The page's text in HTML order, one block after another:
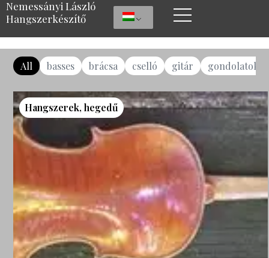
Nemessányi László
Hangszerkészítő
basses brácsa cselló gitár gondolatok
All
Hangszerek,hegedű